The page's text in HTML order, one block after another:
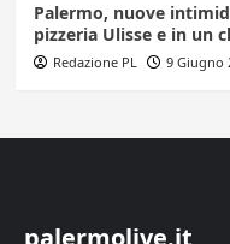
Palermo, nuove
pizzeria Ulisse e in un
Redazione PL 9 Giugno